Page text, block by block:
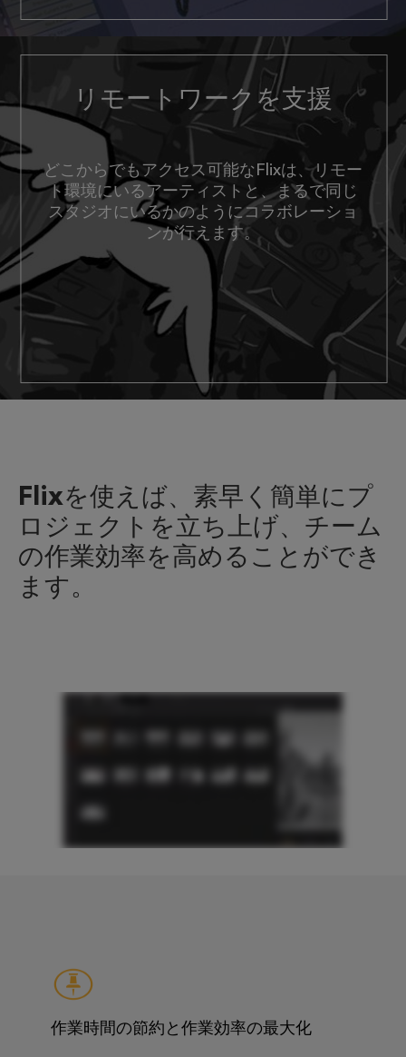
リモートワークを支援
どこからでもアクセス可能なFlixは、リモー
ト環境にいるアーティストと、まるで同じ
スタジオにいるかのようにコラボレーショ
ンが行えます。
Flixを使えば、素早く簡単にプ
ロジェクトを立ち上げ、チーム
の作業効率を高めることができ
ます。
作業時間の節約と作業効率の最大化